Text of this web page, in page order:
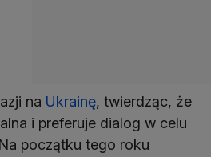
na Ukrainę, twierdząc, że
i preferuje dialog w celu
początku tego roku